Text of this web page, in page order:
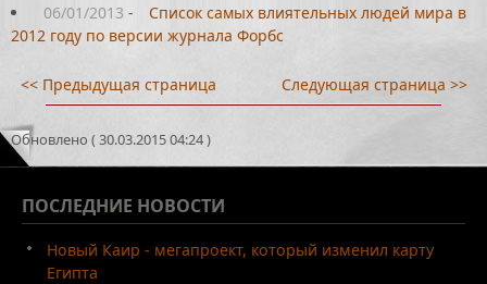
06/01/2013 -
Список самых влиятельных людей мира в
2012 году по версии журнала Форбс
<< Предыдущая страница Следующая страница >>
Обновлено ( 30.03.2015 04:24 )
ПОСЛЕДНИЕ НОВОСТИ
Новый Каир - мегапроект, который изменил карту
Египта